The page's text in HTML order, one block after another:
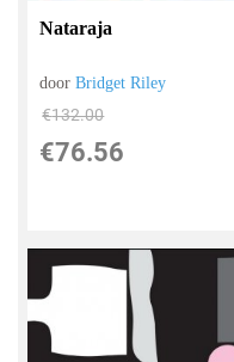
Nataraja
doorBridget Riley
€132.00
€76.56